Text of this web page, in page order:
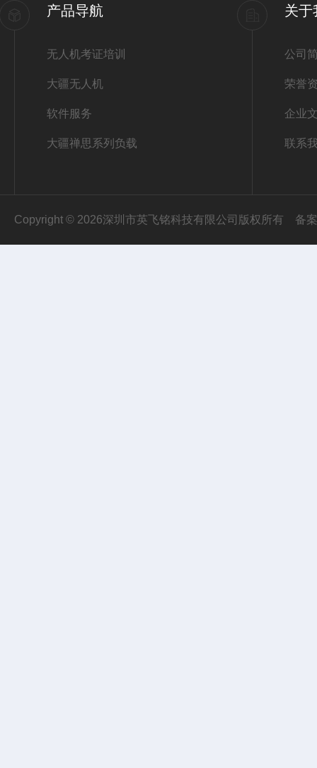
产品导航
无人机考证培训
大疆无人机
软件服务
大疆禅思系列负载
关于
公司
荣誉
企业
联系
Copyright © 2026深圳市英飞铭科技有限公司版权所有 备